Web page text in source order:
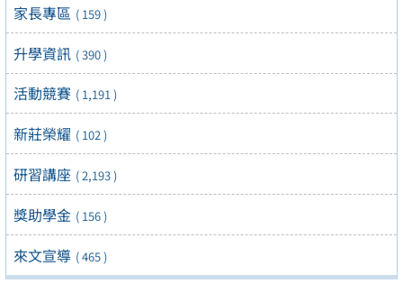
家長專區 ( 159 )
升學資訊 ( 390 )
活動競賽 ( 1,191 )
新莊榮耀 ( 102 )
研習講座 ( 2,193 )
獎助學金 ( 156 )
來文宣導 ( 465 )